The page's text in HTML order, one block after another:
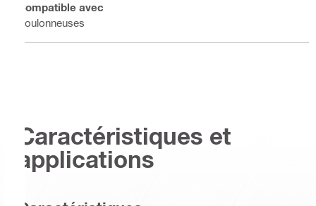
Compatible avec
Boulonneuses
Caractéristiques et
applications